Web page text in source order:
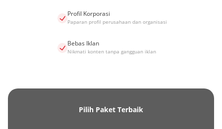
Profil Korporasi
Paparan profil perusahaan dan organisasi
Bebas Iklan
Nikmati konten tanpa gangguan iklan
Pilih Paket Terbaik